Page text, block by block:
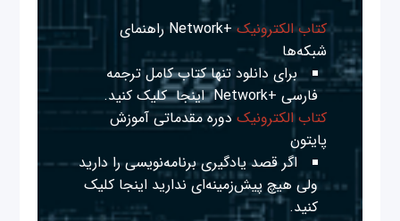
کتاب الکترونیک
+Network راهنمای
شبکه‌ها
برای دانلود تنها کتاب کامل ترجمه
فارسی +Network
اینجا کلیک کنید.
کتاب الکترونیک دوره مقدماتی آموزش
پایتون
اگر قصد یادگیری برنامه‌نویسی را دارید
ولی هیچ پیش‌زمینه‌ای نداریداینجا کلیک
کنید.